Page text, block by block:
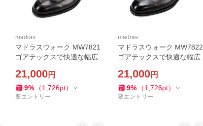
madras
マドラスウォーク MW7821
ゴアテックスで快適な幅広4
ビジネスシューズ madras w
alk
21,000円
9% （1,726pt）
要エントリー
madras
マドラスウォーク MW7822
ゴアテックスで快適な幅広4
ウのビジネスシューズ madr
as walk
21,000円
9% （1,726pt）
要エントリー